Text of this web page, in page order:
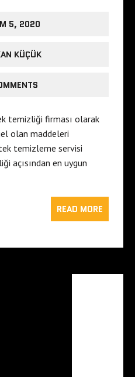
5, 2020
KÜÇÜK
temizliği firması olarak
olan maddeleri
temizleme servisi
açısından en uygun
READ MORE